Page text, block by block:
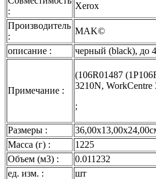
:
Xerox
Производитель
:
MAK©
описание :
черный (black), до
Примечание :
(106R01487
3210N, WorkCentre
;
Размеры :
Масса (г) :
1225
Объем (м3) :
0.011232
ед. изм. :
шт